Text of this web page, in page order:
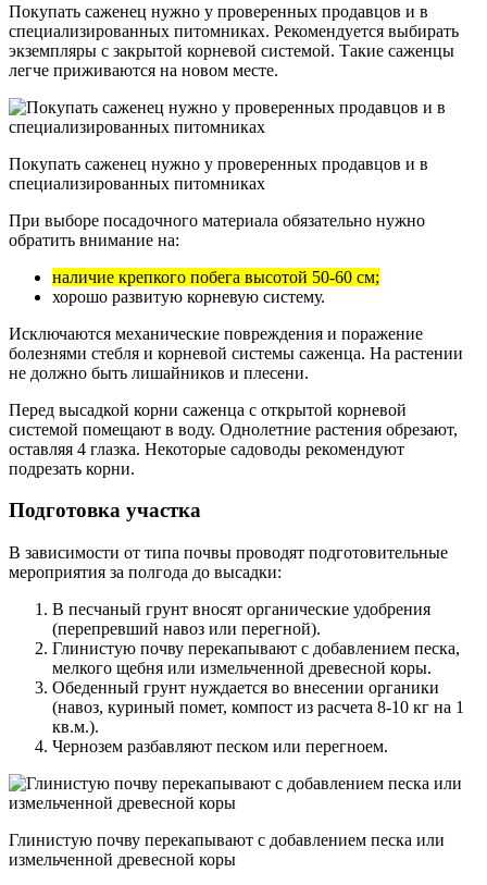
Покупать саженец нужно у проверенных продавцов и в
специализированных питомниках. Рекомендуется выбирать
экземпляры с закрытой корневой системой. Такие саженцы
легче приживаются на новом месте.
Покупать саженец нужно у проверенных продавцов и в
специализированных питомниках
При выборе посадочного материала обязательно нужно
обратить внимание на:
наличие крепкого побега высотой 50-60 см;
хорошо развитую корневую систему.
Исключаются механические повреждения и поражение
болезнями стебля и корневой системы саженца. На растении
не должно быть лишайников и плесени.
Перед высадкой корни саженца с открытой корневой
системой помещают в воду. Однолетние растения обрезают,
оставляя 4 глазка. Некоторые садоводы рекомендуют
подрезать корни.
Подготовка участка
В зависимости от типа почвы проводят подготовительные
мероприятия за полгода до высадки:
В песчаный грунт вносят органические удобрения
(перепревший навоз или перегной).
Глинистую почву перекапывают с добавлением песка,
мелкого щебня или измельченной древесной коры.
Обеденный грунт нуждается во внесении органики
(навоз, куриный помет, компост из расчета 8-10 кг на 1
кв.м.).
Чернозем разбавляют песком или перегноем.
Глинистую почву перекапывают с добавлением песка или
измельченной древесной коры